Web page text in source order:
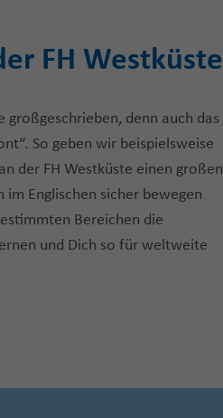
FH Westküste
denn auch das
So geben wir beispielsweise
der FH Westküste einen großen
im Englischen sicher bewegen
Bereichen die
und Dich so für weltweite